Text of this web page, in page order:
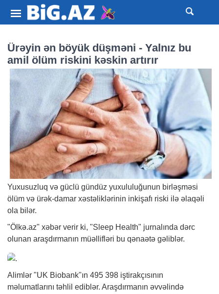
Ürəyin ən böyük düşməni - Yalnız bu
amil ölüm riskini kəskin artırır
Yuxusuzluq və güclü gündüz yuxululuğunun birləşməsi
ölüm və ürək-damar xəstəliklərinin inkişafı riski ilə əlaqəli
ola bilər.
"Ölkə.az" xəbər verir ki, "Sleep Health" jurnalında dərc
olunan araşdırmanın müəllifləri bu qənaətə gəliblər.
Alimlər "UK Biobank"ın 495 398 iştirakçısının
məlumatlarını təhlil ediblər. Araşdırmanın əvvəlində